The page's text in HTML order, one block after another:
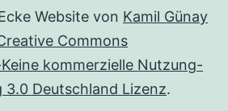
Website von Kamil Günay
Commons
kommerzielle Nutzung-
3.0 Deutschland Lizenz.